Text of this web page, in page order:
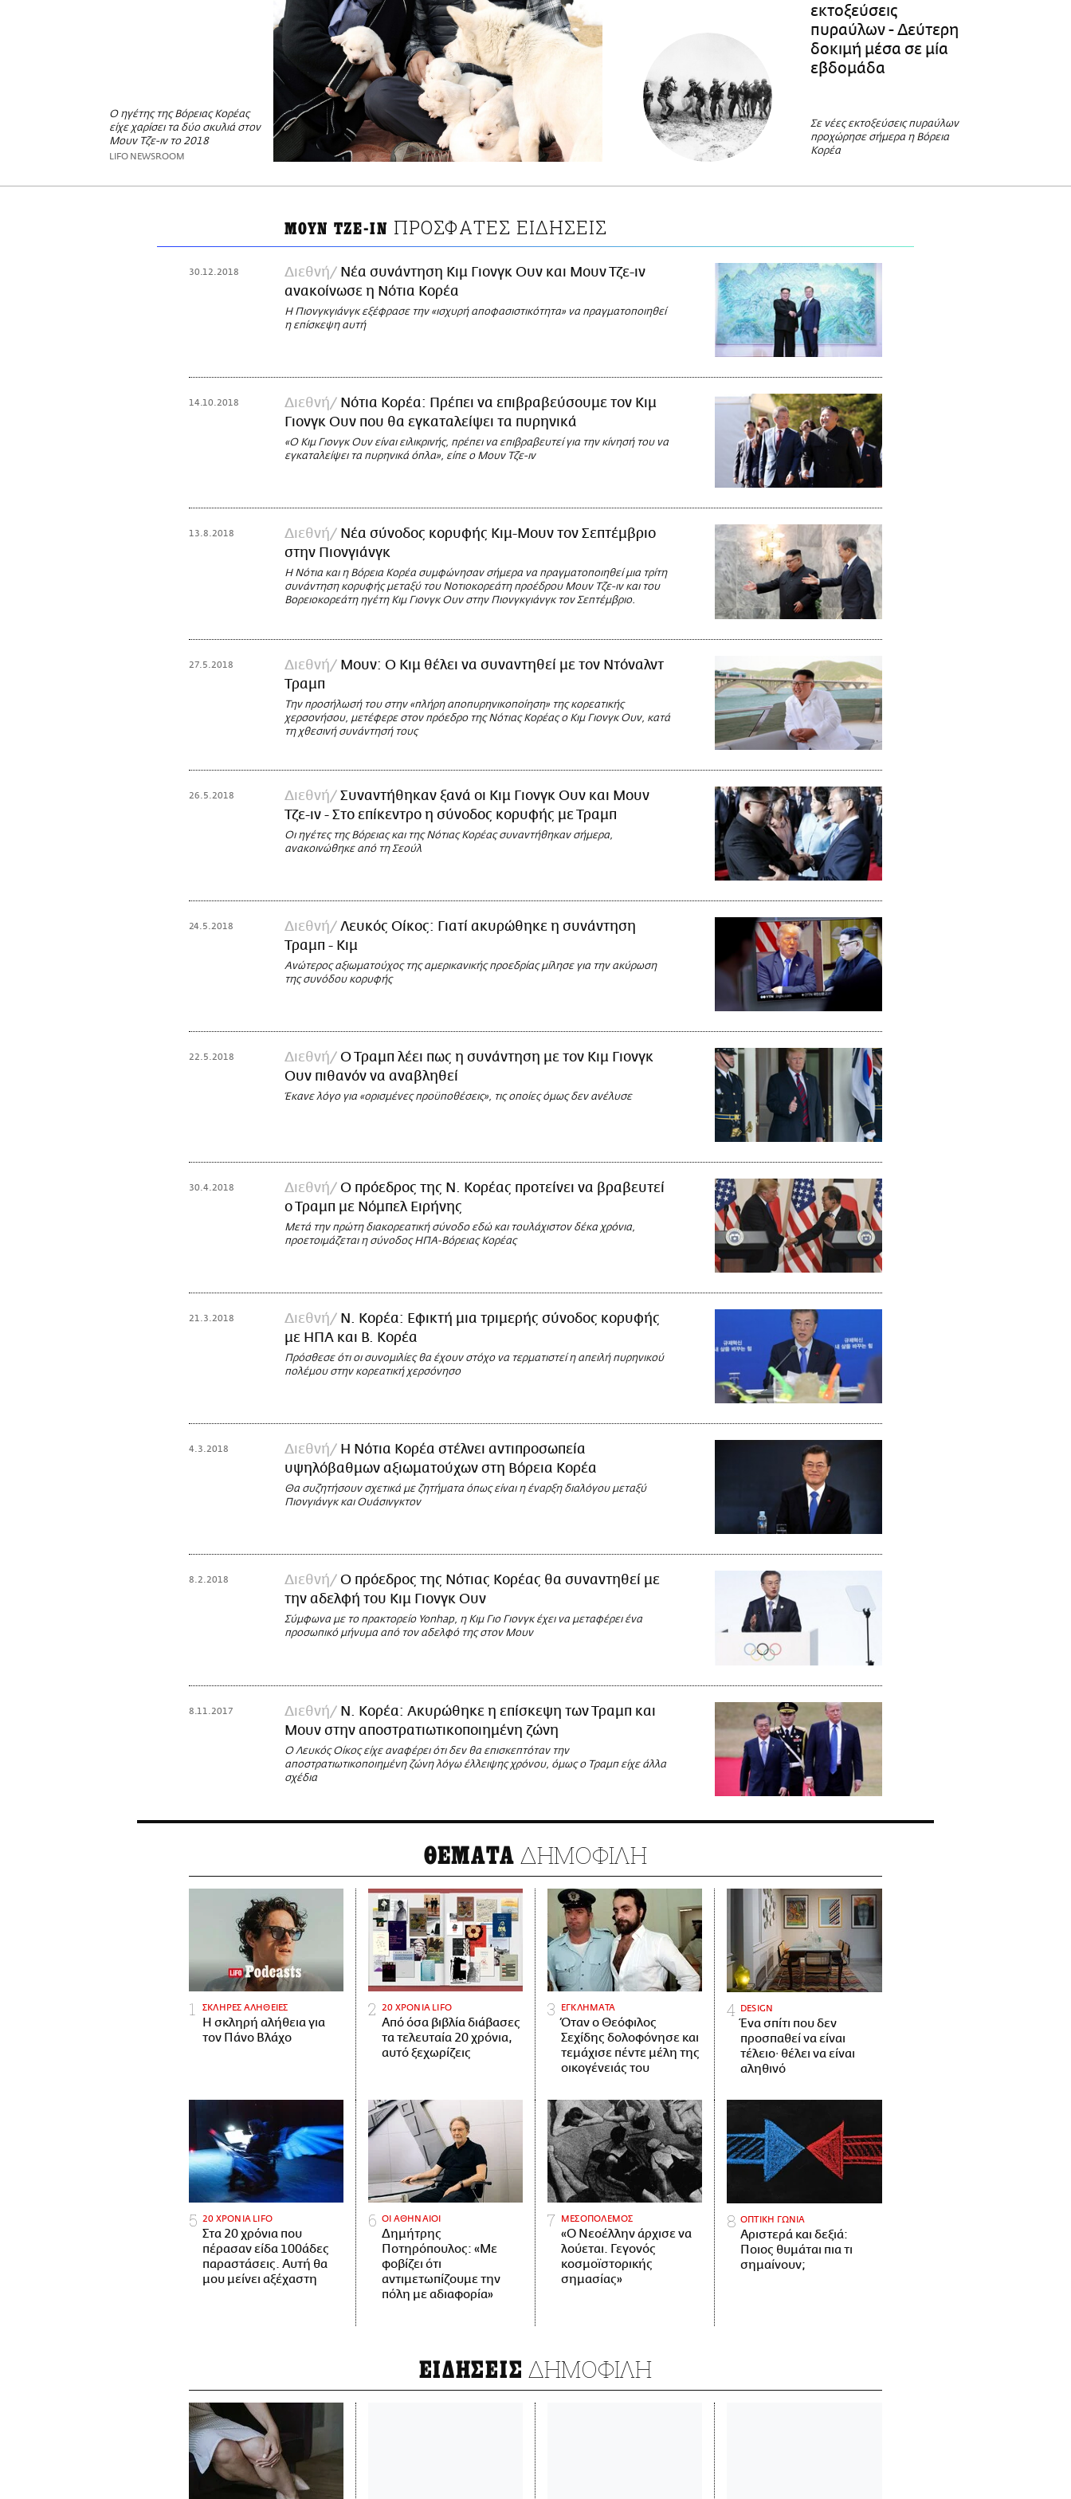
Ο ηγέτης της Βόρειας Κορέας
είχε χαρίσει τα δύο σκυλιά στον
Μουν Τζε-ιν το 2018
LIFO NEWSROOM
εκτοξεύσεις
πυραύλων - Δεύτερη
δοκιμή μέσα σε μία
εβδομάδα
Σε νέες εκτοξεύσεις πυραύλων
προχώρησε σήμερα η Βόρεια
Κορέα
ΜΟΥΝ ΤΖΕ-ΙΝ ΠΡΟΣΦΑΤΕΣ ΕΙΔΗΣΕΙΣ
30.12.2018 Διεθνή
Nέα συνάντηση Κιμ Γιονγκ Ουν και Μουν Τζε-ιν
ανακοίνωσε η Νότια Κορέα
Η Πιονγκγιάνγκ εξέφρασε την «ισχυρή αποφασιστικότητα» να πραγματοποιηθεί
η επίσκεψη αυτή
14.10.2018 Διεθνή
Νότια Κορέα: Πρέπει να επιβραβεύσουμε τον Κιμ
Γιονγκ Ουν που θα εγκαταλείψει τα πυρηνικά
«Ο Κιμ Γιονγκ Ουν είναι ειλικρινής, πρέπει να επιβραβευτεί για την κίνησή του να
εγκαταλείψει τα πυρηνικά όπλα», είπε ο Μουν Τζε-ιν
13.8.2018 Διεθνή
Νέα σύνοδος κορυφής Κιμ-Μουν τον Σεπτέμβριο
στην Πιονγιάνγκ
Η Νότια και η Βόρεια Κορέα συμφώνησαν σήμερα να πραγματοποιηθεί μια τρίτη
συνάντηση κορυφής μεταξύ του Νοτιοκορεάτη προέδρου Μουν Τζε-ιν και του
Βορειοκορεάτη ηγέτη Κιμ Γιονγκ Ουν στην Πιονγκγιάνγκ τον Σεπτέμβριο.
27.5.2018 Διεθνή
Μουν: Ο Κιμ θέλει να συναντηθεί με τον Ντόναλντ
Τραμπ
Την προσήλωσή του στην «πλήρη αποπυρηνικοποίηση» της κορεατικής
χερσονήσου, μετέφερε στον πρόεδρο της Νότιας Κορέας ο Κιμ Γιονγκ Ουν, κατά
τη χθεσινή συνάντησή τους
26.5.2018 Διεθνή
Συναντήθηκαν ξανά οι Κιμ Γιονγκ Ουν και Μουν
Τζε-ιν - Στο επίκεντρο η σύνοδος κορυφής με Τραμπ
Οι ηγέτες της Βόρειας και της Νότιας Κορέας συναντήθηκαν σήμερα,
ανακοινώθηκε από τη Σεούλ
24.5.2018 Διεθνή
Λευκός Οίκος: Γιατί ακυρώθηκε η συνάντηση
Τραμπ - Κιμ
Ανώτερος αξιωματούχος της αμερικανικής προεδρίας μίλησε για την ακύρωση
της συνόδου κορυφής
22.5.2018 Διεθνή
Ο Τραμπ λέει πως η συνάντηση με τον Κιμ Γιονγκ
Ουν πιθανόν να αναβληθεί
Έκανε λόγο για «ορισμένες προϋποθέσεις», τις οποίες όμως δεν ανέλυσε
30.4.2018 Διεθνή
Ο πρόεδρος της Ν. Κορέας προτείνει να βραβευτεί
ο Τραμπ με Νόμπελ Ειρήνης
Μετά την πρώτη διακορεατική σύνοδο εδώ και τουλάχιστον δέκα χρόνια,
προετοιμάζεται η σύνοδος ΗΠΑ-Βόρειας Κορέας
21.3.2018 Διεθνή
Ν. Κορέα: Εφικτή μια τριμερής σύνοδος κορυφής
με ΗΠΑ και Β. Κορέα
Πρόσθεσε ότι οι συνομιλίες θα έχουν στόχο να τερματιστεί η απειλή πυρηνικού
πολέμου στην κορεατική χερσόνησο
4.3.2018 Διεθνή
Η Νότια Κορέα στέλνει αντιπροσωπεία
υψηλόβαθμων αξιωματούχων στη Βόρεια Κορέα
Θα συζητήσουν σχετικά με ζητήματα όπως είναι η έναρξη διαλόγου μεταξύ
Πιονγιάνγκ και Ουάσινγκτον
8.2.2018 Διεθνή
Ο πρόεδρος της Νότιας Κορέας θα συναντηθεί με
την αδελφή του Κιμ Γιονγκ Ουν
Σύμφωνα με το πρακτορείο Yonhap, η Κιμ Γιο Γιονγκ έχει να μεταφέρει ένα
προσωπικό μήνυμα από τον αδελφό της στον Μουν
8.11.2017 Διεθνή
Ν. Κορέα: Ακυρώθηκε η επίσκεψη των Τραμπ και
Μουν στην αποστρατιωτικοποιημένη ζώνη
O Λευκός Οίκος είχε αναφέρει ότι δεν θα επισκεπτόταν την
αποστρατιωτικοποιημένη ζώνη λόγω έλλειψης χρόνου, όμως ο Τραμπ είχε άλλα
σχέδια
ΘΕΜΑΤΑ ΔΗΜΟΦΙΛΗ
ΣΚΛΗΡΕΣ ΑΛΗΘΕΙΕΣ
H σκληρή αλήθεια για
τον Πάνο Βλάχο
20 ΧΡΟΝΙΑ LIFO
Από όσα βιβλία διάβασες
τα τελευταία 20 χρόνια,
αυτό ξεχωρίζεις
ΕΓΚΛΗΜΑΤΑ
Όταν ο Θεόφιλος
Σεχίδης δολοφόνησε και
τεμάχισε πέντε μέλη της
οικογένειάς του
DESIGN
Ένα σπίτι που δεν
προσπαθεί να είναι
τέλειο· θέλει να είναι
αληθινό
20 ΧΡΟΝΙΑ LIFO
Στα 20 χρόνια που
πέρασαν είδα 100άδες
παραστάσεις. Αυτή θα
μου μείνει αξέχαστη
ΟΙ ΑΘΗΝΑΙΟΙ
Δημήτρης
Ποτηρόπουλος: «Με
φοβίζει ότι
αντιμετωπίζουμε την
πόλη με αδιαφορία»
ΜΕΣΟΠΟΛΕΜΟΣ
«Ο Νεοέλλην άρχισε να
λούεται. Γεγονός
κοσμοϊστορικής
σημασίας»
ΟΠΤΙΚΗ ΓΩΝΙΑ
Αριστερά και δεξιά:
Ποιος θυμάται πια τι
σημαίνουν;
ΕΙΔΗΣΕΙΣ ΔΗΜΟΦΙΛΗ